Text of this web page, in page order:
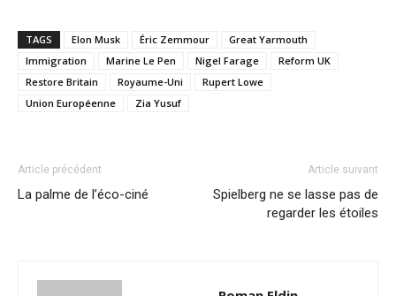
TAGS Elon Musk Éric Zemmour
Great Yarmouth
Immigration
Marine Le Pen Nigel Farage
Reform UK
Restore Britain
Royaume-Uni
Rupert Lowe
Union Européenne
Zia Yusuf
Article précédent
La palme de l’éco-ciné
Article suivant
Spielberg ne se lasse pas de
regarder les étoiles